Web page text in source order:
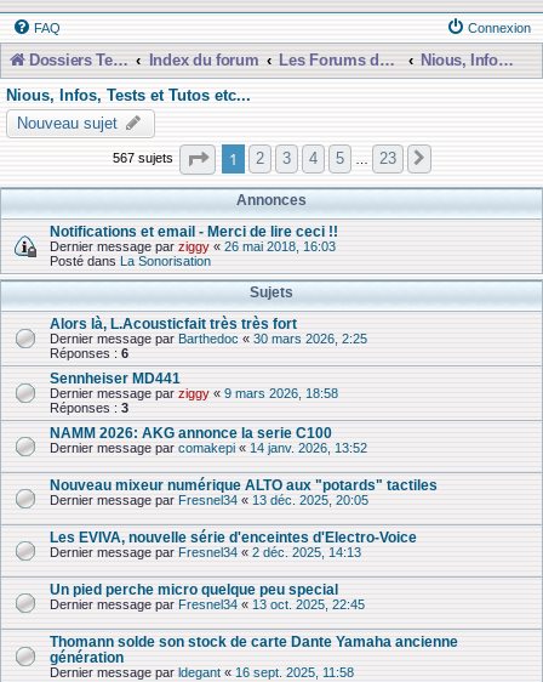
FAQ Connexion
Dossiers Techniques Index du forum Les Forums de Discussions
Nious, Infos, Tests et Tutos etc...
Nious, Infos, Tests et Tutos etc...
Nouveau sujet
567 sujets Page 1sur23
1 2 3 4 5 23
Annonces
Notifications et email - Merci de lire ceci !!
Dernier message par ziggy « 26 mai 2018, 16:03
Posté dans La Sonorisation
Sujets
Alors là, L.Acousticfait très très fort
Dernier message par Barthedoc « 30 mars 2026, 2:25
Réponses : 6
Sennheiser MD441
Dernier message par ziggy « 9 mars 2026, 18:58
Réponses : 3
NAMM 2026: AKG annonce la serie C100
Dernier message par comakepi « 14 janv. 2026, 13:52
Nouveau mixeur numérique ALTO aux "potards" tactiles
Dernier message par Fresnel34 « 13 déc. 2025, 20:05
Les EVIVA, nouvelle série d'enceintes d'Electro-Voice
Dernier message par Fresnel34 « 2 déc. 2025, 14:13
Un pied perche micro quelque peu special
Dernier message par Fresnel34 « 13 oct. 2025, 22:45
Thomann solde son stock de carte Dante Yamaha ancienne
génération
Dernier message par ldegant « 16 sept. 2025, 11:58